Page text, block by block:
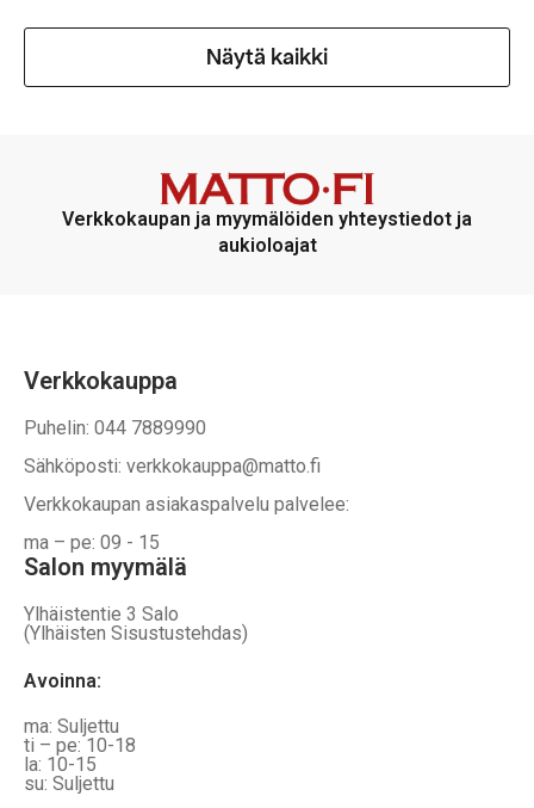
Näytä kaikki
Verkkokaupan ja myymälöiden yhteystiedot ja
aukioloajat
Verkkokauppa
Puhelin: 044 7889990
Sähköposti: verkkokauppa@matto.fi
Verkkokaupan asiakaspalvelu palvelee:
ma – pe: 09 - 15
Salon myymälä
Ylhäistentie 3 Salo
(Ylhäisten Sisustustehdas)
Avoinna:
ma: Suljettu
ti – pe: 10-18
la: 10-15
su: Suljettu